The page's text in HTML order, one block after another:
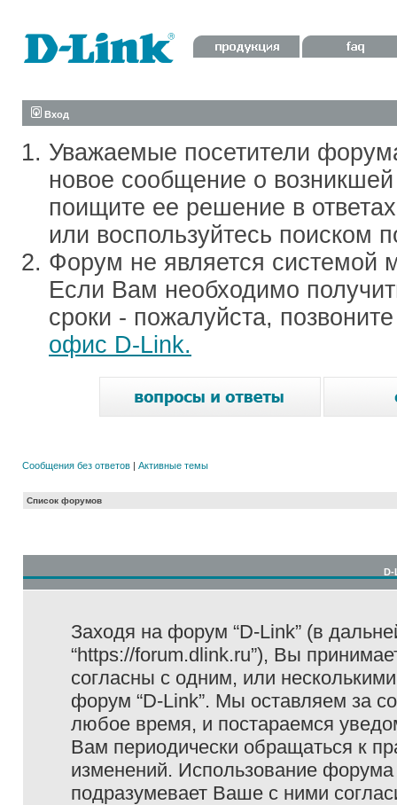
Вход
Уважаемые посетители
новое сообщение о
поищите ее решение в
или воспользуйтесь поиском
Форум не является системой
Если Вам необходимо
сроки - пожалуйста,
офис D-Link.
Сообщения без ответов | Активные темы
Список форумов
D-
Заходя на форум “D-Link” (в
“https://forum.dlink.ru”), Вы
согласны с одним, или
форум “D-Link”. Мы оставляем за
любое время, и постараемся
Вам периодически обращаться к
изменений. Использование
подразумевает Ваше с ними